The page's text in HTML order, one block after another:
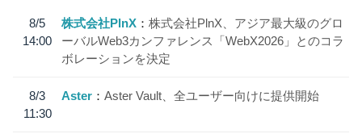
8/5
14:00
株式会社PlnX
株式会社PlnX、アジア最大級のグロ
ーバルWeb3カンファレンス「WebX2026」とのコラ
ボレーションを決定
8/3
11:30
Aster Aster Vault、全ユーザー向けに提供開始